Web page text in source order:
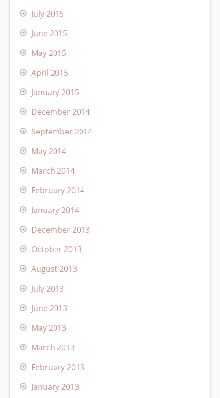
July 2015
June 2015
May 2015
April 2015
January 2015
December 2014
September 2014
May 2014
March 2014
February 2014
January 2014
December 2013
October 2013
August 2013
July 2013
June 2013
May 2013
March 2013
February 2013
January 2013